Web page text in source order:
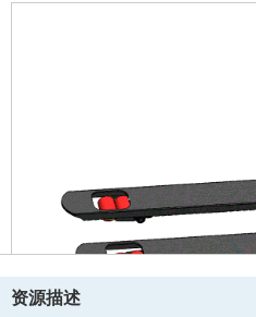
资源描述